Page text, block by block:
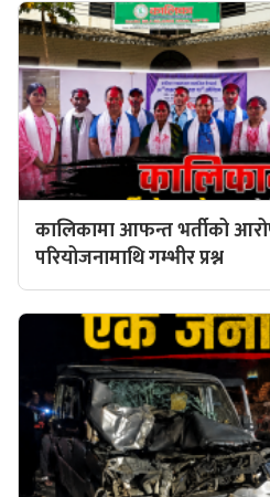
कालिकामा आफन्त भर्तीको
परियोजनामाथि गम्भीर प्रश्न